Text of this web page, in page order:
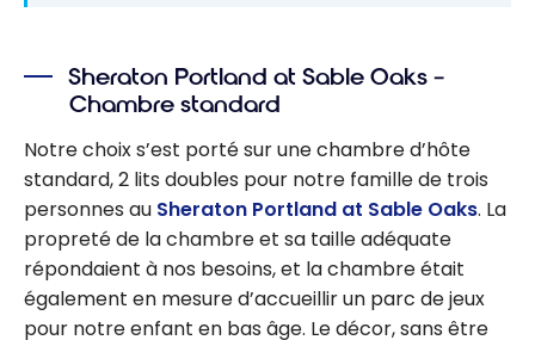
Sheraton Portland at Sable Oaks –
Chambre standard
Notre choix s’est porté sur une chambre d’hôte
standard, 2 lits doubles pour notre famille de trois
personnes au Sheraton Portland at Sable Oaks. La
propreté de la chambre et sa taille adéquate
répondaient à nos besoins, et la chambre était
également en mesure d’accueillir un parc de jeux
pour notre enfant en bas âge. Le décor, sans être